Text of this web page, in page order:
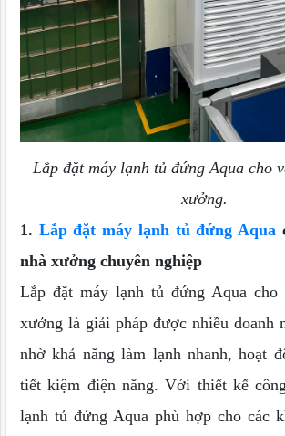
Lắp đặt máy lạnh tủ đứng Aqua cho
xưởng.
1. Lắp đặt máy lạnh tủ đứng Aqua
nhà xưởng chuyên nghiệp
Lắp đặt máy lạnh tủ đứng Aqua cho
xưởng là giải pháp được nhiều doanh
nhờ khả năng làm lạnh nhanh, hoạt
tiết kiệm điện năng. Với thiết kế
lạnh tủ đứng Aqua phù hợp cho các